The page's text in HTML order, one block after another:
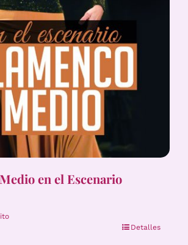
en el Escenario
Detalles